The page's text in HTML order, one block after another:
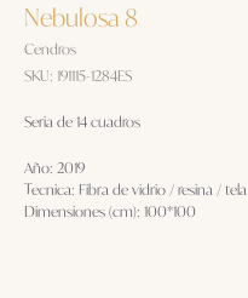
Nebulosa 8
Cendros
SKU: 191115-1284ES
Seria de 14 cuadros
Año: 2019
Tecnica: Fibra de vidrio / resina / tela
Dimensiones (cm): 100*100